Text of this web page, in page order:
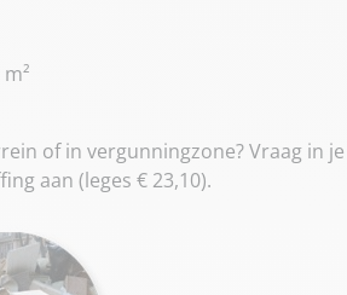
of in vergunningzone? Vraag in je
aan (leges € 23,10).